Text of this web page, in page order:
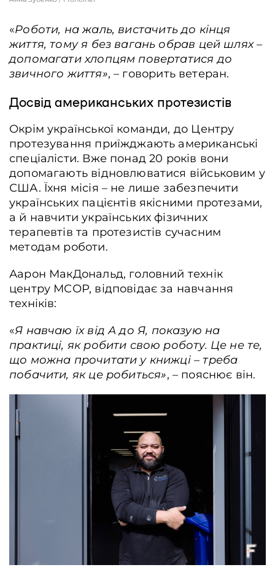
«Роботи, на жаль, вистачить до кінця
життя, тому я без вагань обрав цей шлях –
допомагати хлопцям повертатися до
звичного життя», – говорить ветеран.
Досвід американських протезистів
Окрім української команди, до Центру
протезування приїжджають американські
спеціалісти. Вже понад 20 років вони
допомагають відновлюватися військовим у
США. Їхня місія – не лише забезпечити
українських пацієнтів якісними протезами,
а й навчити українських фізичних
терапевтів та протезистів сучасним
методам роботи.
Аарон МакДональд, головний технік
центру МСОР, відповідає за навчання
техніків:
«Я навчаю їх від А до Я, показую на
практиці, як робити свою роботу. Це не те,
що можна прочитати у книжці – треба
побачити, як це робиться», – пояснює він.